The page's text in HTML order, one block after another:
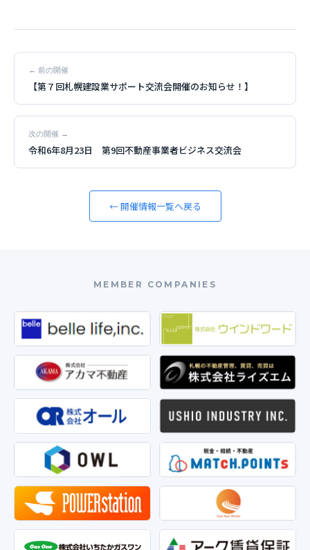
← 前の開催
【第７回札幌建設業サポート交流会開催のお知らせ！】
次の開催 →
令和6年8月23日 第9回不動産事業者ビジネス交流会
← 開催情報一覧へ戻る
MEMBER COMPANIES